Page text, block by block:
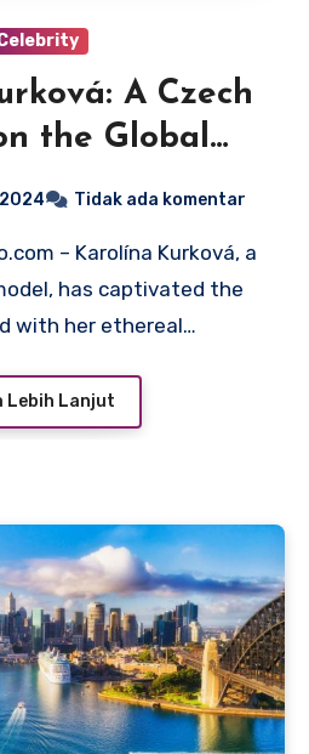
A Czech
the Global
Tidak ada komentar
has captivated the
with her ethereal…
Lebih Lanjut